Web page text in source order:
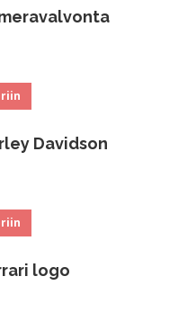
Davidson
logo